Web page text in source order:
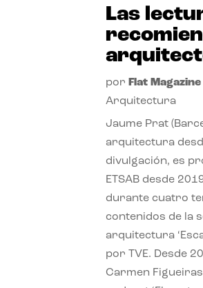
Las
por Flat Magazine
Arquitectura
Jaume Prat
arquitectura
divulgación, es
ETSAB desde
durante cuatro
contenidos de la
arquitectura
por TVE. Desde
Carmen